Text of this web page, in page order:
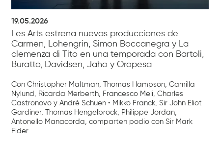
19.05.2026
Les Arts estrena nuevas producciones de
Carmen, Lohengrin, Simon Boccanegra y La
clemenza di Tito en una temporada con Bartoli,
Buratto, Davidsen, Jaho y Oropesa
Con Christopher Maltman, Thomas Hampson, Camilla
Nylund, Ricarda Merberth, Francesco Meli, Charles
Castronovo y Andrè Schuen • Mikko Franck, Sir John Eliot
Gardiner, Thomas Hengelbrock, Philippe Jordan,
Antonello Manacorda, comparten podio con Sir Mark
Elder